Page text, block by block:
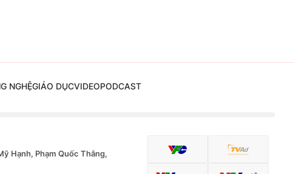
NGHỆGIÁO DỤCVIDEOPODCAST
Hạnh, Phạm Quốc Thắng,